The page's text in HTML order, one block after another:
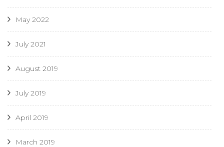
May 2022
July 2021
August 2019
July 2019
April 2019
March 2019